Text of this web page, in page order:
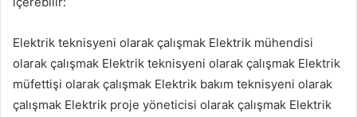
Elektrik teknisyeni olarak çalışmak Elektrik mühendisi
olarak çalışmak Elektrik teknisyeni olarak çalışmak Elektrik
müfettişi olarak çalışmak Elektrik bakım teknisyeni olarak
çalışmak Elektrik proje yöneticisi olarak çalışmak Elektrik